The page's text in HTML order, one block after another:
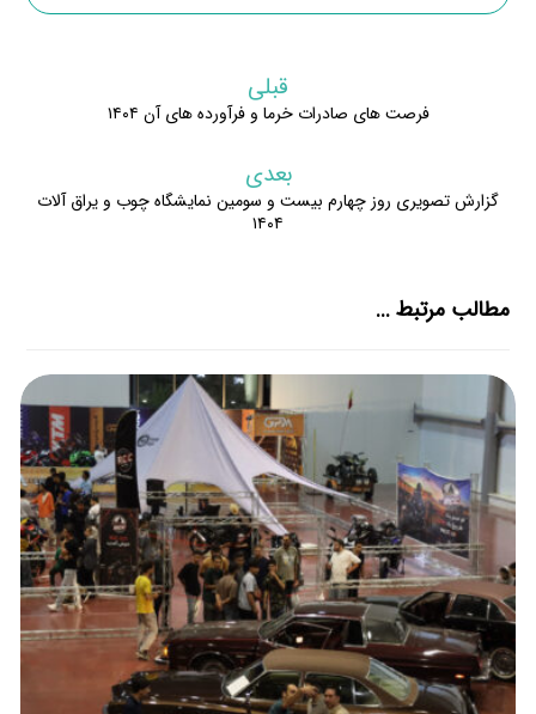
قبلی
فرصت های صادرات خرما و فرآورده های آن ۱۴۰۴
بعدی
گزارش تصویری روز چهارم بیست و سومین نمایشگاه چوب و یراق آلات
۱۴۰۴
مطالب مرتبط ...